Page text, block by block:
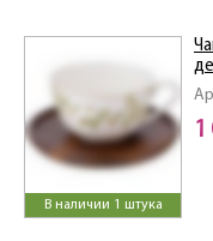
В наличии 1 штука
1